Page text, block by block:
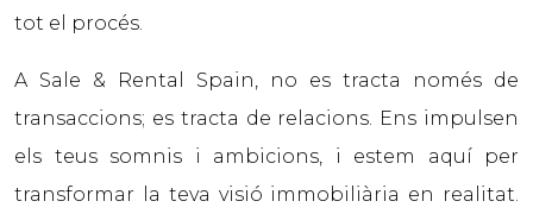
tot el procés.
A Sale & Rental Spain, no es tracta només de
transaccions; es tracta de relacions. Ens impulsen
els teus somnis i ambicions, i estem aquí per
transformar la teva visió immobiliària en realitat.